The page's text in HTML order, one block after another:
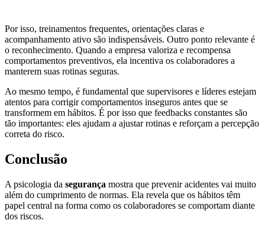
Por isso, treinamentos frequentes, orientações claras e
acompanhamento ativo são indispensáveis. Outro ponto relevante é
o reconhecimento. Quando a empresa valoriza e recompensa
comportamentos preventivos, ela incentiva os colaboradores a
manterem suas rotinas seguras.
Ao mesmo tempo, é fundamental que supervisores e líderes estejam
atentos para corrigir comportamentos inseguros antes que se
transformem em hábitos. É por isso que feedbacks constantes são
tão importantes: eles ajudam a ajustar rotinas e reforçam a percepção
correta do risco.
Conclusão
A psicologia da segurança mostra que prevenir acidentes vai muito
além do cumprimento de normas. Ela revela que os hábitos têm
papel central na forma como os colaboradores se comportam diante
dos riscos.